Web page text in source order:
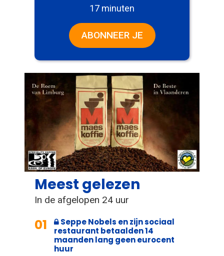
17 minuten
ABONNEER JE
Meest gelezen
In de afgelopen 24 uur
01
Seppe Nobels en zijn sociaal
restaurant betaalden 14
maanden lang geen eurocent
huur